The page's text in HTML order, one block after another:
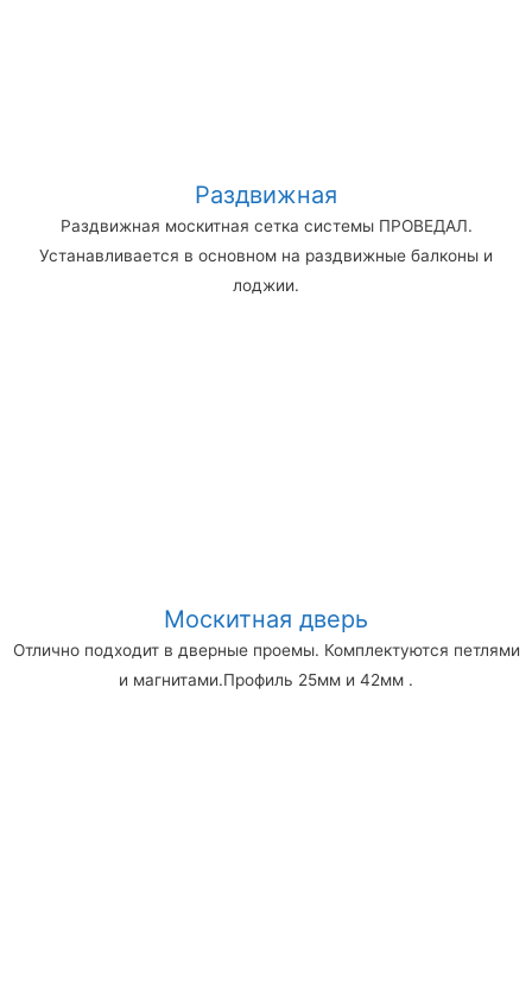
Раздвижная
Раздвижная москитная сетка системы ПРОВЕДАЛ.
Устанавливается в основном на раздвижные балконы и
лоджии.
Москитная дверь
Отлично подходит в дверные проемы. Комплектуются петлями
и магнитами.Профиль 25мм и 42мм .